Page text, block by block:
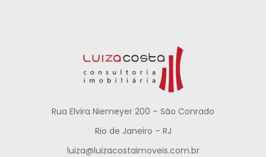
Rua Elvira Niemeyer 200 – São Conrado
Rio de Janeiro – RJ
luiza@luizacostaimoveis.com.br